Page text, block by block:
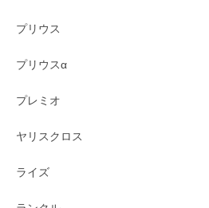
プリウス
プリウスα
プレミオ
ヤリスクロス
ライズ